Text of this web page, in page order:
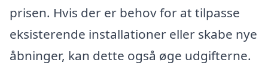
prisen. Hvis der er behov for at tilpasse
eksisterende installationer eller skabe nye
åbninger, kan dette også øge udgifterne.